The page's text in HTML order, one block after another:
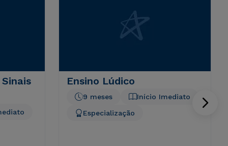
Ensino Lúdico
Início Imediato
9 meses
Especialização